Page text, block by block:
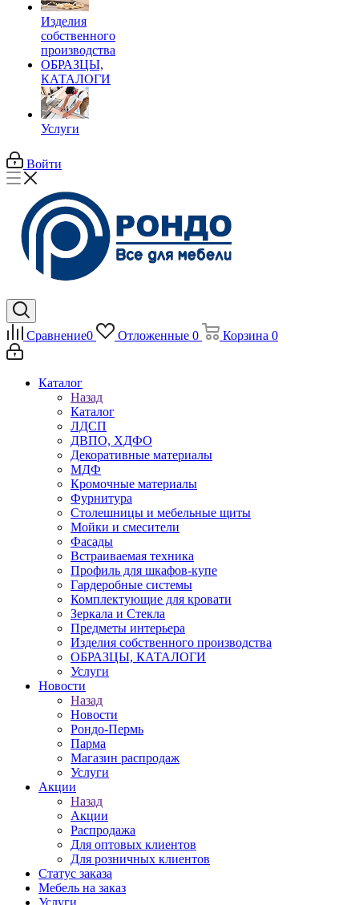
Изделия
собственного
производства
ОБРАЗЦЫ,
КАТАЛОГИ
Услуги
Войти
Сравнение0 Отложенные 0 Корзина 0
Каталог
Назад
Каталог
ЛДСП
ДВПО, ХДФО
Декоративные материалы
МДФ
Кромочные материалы
Фурнитура
Столешницы и мебельные щиты
Мойки и смесители
Фасады
Встраиваемая техника
Профиль для шкафов-купе
Гардеробные системы
Комплектующие для кровати
Зеркала и Стекла
Предметы интерьера
Изделия собственного производства
ОБРАЗЦЫ, КАТАЛОГИ
Услуги
Новости
Назад
Новости
Рондо-Пермь
Парма
Магазин распродаж
Услуги
Акции
Назад
Акции
Распродажа
Для оптовых клиентов
Для розничных клиентов
Статус заказа
Мебель на заказ
Услуги